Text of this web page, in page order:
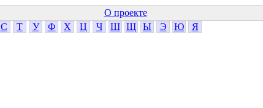
О проекте
С Т У Ф Х Ц Ч Ш Щ Ы Э Ю Я